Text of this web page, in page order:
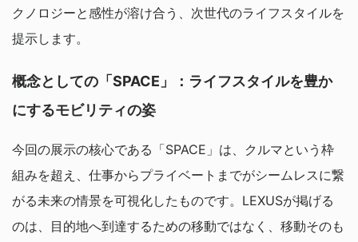
クノロジーと感性が溶け合う、次世代のライフスタイルを
提示します。
概念としての「SPACE」：ライフスタイルを豊か
にするモビリティの姿
今回の展示の核心である「SPACE」は、クルマという枠
組みを超え、仕事からプライベートまでがシームレスに繋
がる未来の情景を可視化したものです。LEXUSが掲げる
のは、目的地へ到達するための移動ではなく、移動そのも